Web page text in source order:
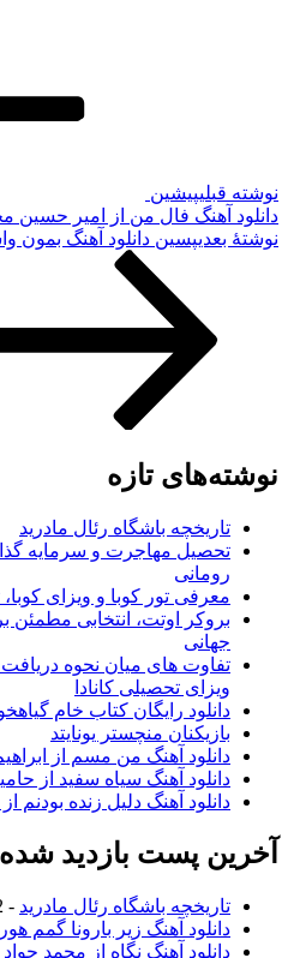
نوشته قبلیپیشین
دانلود آهنگ فال من از امیر حسین
نوشته‌ٔ بعدیپسین دانلود آهنگ بمون
نوشته‌های تازه
تاریخچه باشگاه رئال مادرید
تحصیل مهاجرت و سرمایه
رومانی
معرفی تور کوبا و ویزای
بروکر اوتت، انتخابی مطمئن
جهانی
تفاوت های میان نحوه دریافت
ویزای تحصیلی کانادا
دانلود رایگان کتاب خام
بازیکنان منچستر یونایتد
دانلود آهنگ من مسم از
دانلود آهنگ سیاه سفید از
دانلود آهنگ دلیل زنده بودنم
آخرین پست بازدید شده
تاریخچه باشگاه رئال مادرید - 112 بازدید
دانلود آهنگ زیر بارونا گمم
دانلود آهنگ نگاه از محمد